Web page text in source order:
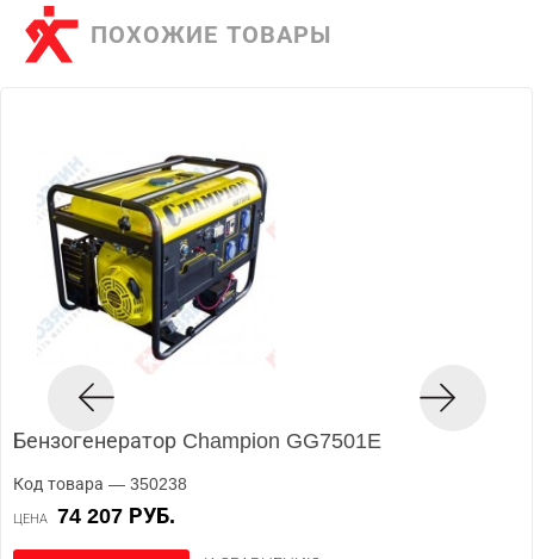
ПОХОЖИЕ ТОВАРЫ
Бензогенератор Champion GG7501E
Код товара — 350238
ЦЕНА 74 207 РУБ.